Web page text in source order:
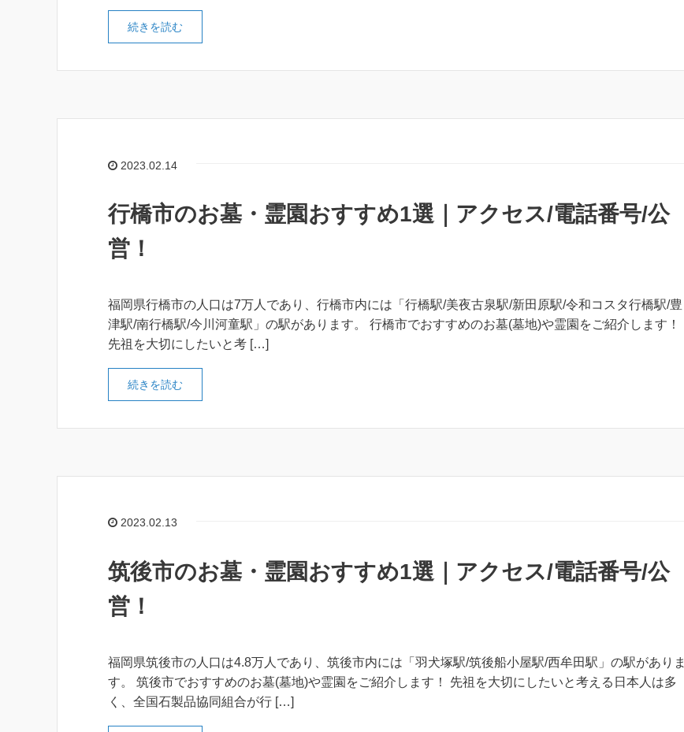
続きを読む
2023.02.14
行橋市のお墓・霊園おすすめ1選｜アクセス/電話番号/公
営！
福岡県行橋市の人口は7万人であり、行橋市内には「行橋駅/美夜古泉駅/新田原駅/令和コスタ行橋駅/豊
津駅/南行橋駅/今川河童駅」の駅があります。 行橋市でおすすめのお墓(墓地)や霊園をご紹介します！
先祖を大切にしたいと考 […]
続きを読む
2023.02.13
筑後市のお墓・霊園おすすめ1選｜アクセス/電話番号/公
営！
福岡県筑後市の人口は4.8万人であり、筑後市内には「羽犬塚駅/筑後船小屋駅/西牟田駅」の駅がありま
す。 筑後市でおすすめのお墓(墓地)や霊園をご紹介します！ 先祖を大切にしたいと考える日本人は多
く、全国石製品協同組合が行 […]